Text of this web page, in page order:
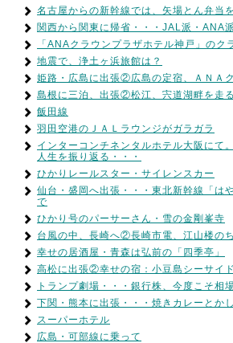
名古屋からの新幹線では、矢場とん弁当
関西から関東に帰省・・・JAL派・ANA
「ANAクラウンプラザホテル神戸」のク
地震で、浄土ヶ浜旅館は？
姫路・広島に出張②広島の定宿、ＡＮＡ
島根に三泊、出張②松江、宍道湖畔を走る
飯田線
羽田空港のＪＡＬラウンジがガラガラ
インターコンチネンタルホテル大阪にて
人生を振り返る・・・
ひかりレールスター・サイレンスカー
仙台・盛岡へ出張・・・東北新幹線「は
で
ひかり号のパーサーさん・雪の金剛峯寺
台風の中、長崎へ②長崎市電、江山楼のち
幸せの居酒屋・青森は弘前の「四季亭」
高松に出張②幸せの宿：小豆島シーサイ
トランプ劇場・・・銀行株、今度こそ相
下関・熊本に出張・・・焼きカレーとか
スーパーホテル
広島・可部線に乗って